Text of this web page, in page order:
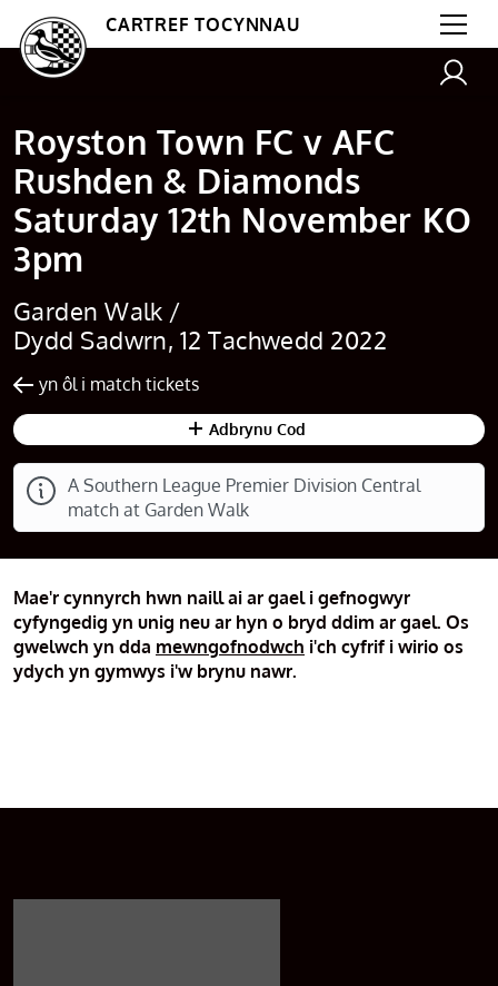
CARTREF TOCYNNAU
Royston Town FC v AFC
Rushden & Diamonds
Saturday 12th November KO
3pm
Garden Walk /
Dydd Sadwrn, 12 Tachwedd 2022
yn ôl i match tickets
Adbrynu Cod
A Southern League Premier Division Central
match at Garden Walk
Mae'r cynnyrch hwn naill ai ar gael i gefnogwyr
cyfyngedig yn unig neu ar hyn o bryd ddim ar gael. Os
gwelwch yn dda mewngofnodwch i'ch cyfrif i wirio os
ydych yn gymwys i'w brynu nawr.